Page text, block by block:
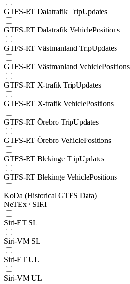
GTFS-RT Dalatrafik TripUpdates
GTFS-RT Dalatrafik VehiclePositions
GTFS-RT Västmanland TripUpdates
GTFS-RT Västmanland VehiclePositions
GTFS-RT X-trafik TripUpdates
GTFS-RT X-trafik VehiclePositions
GTFS-RT Örebro TripUpdates
GTFS-RT Örebro VehiclePositions
GTFS-RT Blekinge TripUpdates
GTFS-RT Blekinge VehiclePositions
KoDa (Historical GTFS Data)
NeTEx / SIRI
Siri-ET SL
Siri-VM SL
Siri-ET UL
Siri-VM UL